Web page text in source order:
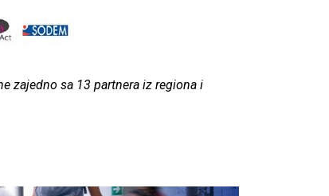
zajedno sa 13 partnera iz regiona i